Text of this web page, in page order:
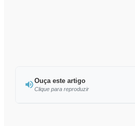
Ouça este artigo
Clique para reproduzir